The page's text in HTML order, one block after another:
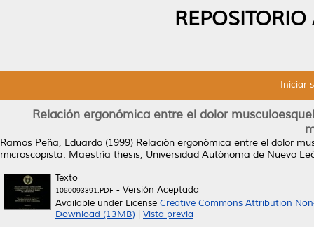
Iniciar
Relación ergonómica entre el dolor
Ramos Peña, Eduardo (1999) Relación ergonómica entre el dolor
microscopista. Maestría thesis, Universidad Autónoma de Nuevo
Texto
1080093391.PDF - Versión Aceptada
Available under License Creative Commons Attribution
Download (13MB)
Vista previa